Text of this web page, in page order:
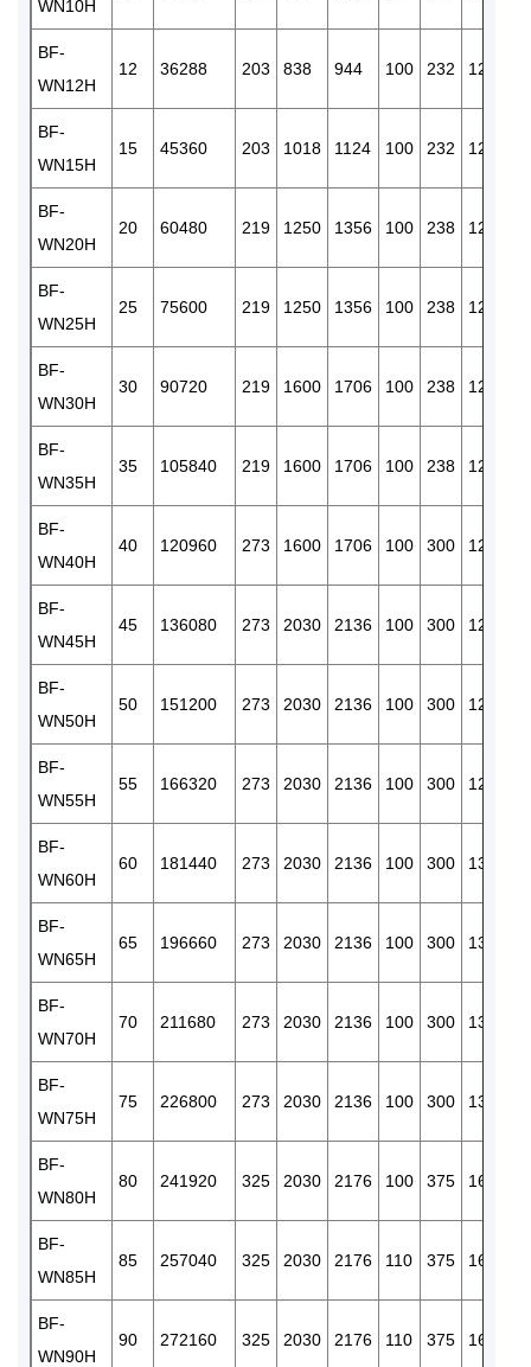
WN10H
BF-
WN12H
12 36288 203 838 944 100 232 120
BF-
WN15H
15 45360 203 1018 1124 100 232 120
BF-
WN20H
20 60480 219 1250 1356 100 238 120
BF-
WN25H
25 75600 219 1250 1356 100 238 120
BF-
WN30H
30 90720 219 1600 1706 100 238 120
BF-
WN35H
35 105840 219 1600 1706 100 238 120
BF-
WN40H
40 120960 273 1600 1706 100 300 120
BF-
WN45H
45 136080 273 2030 2136 100 300 120
BF-
WN50H
50 151200 273 2030 2136 100 300 120
BF-
WN55H
55 166320 273 2030 2136 100 300 120
BF-
WN60H
60 181440 273 2030 2136 100 300 130
BF-
WN65H
65 196660 273 2030 2136 100 300 130
BF-
WN70H
70 211680 273 2030 2136 100 300 130
BF-
WN75H
75 226800 273 2030 2136 100 300 130
BF-
WN80H
80 241920 325 2030 2176 100 375 160
BF-
WN85H
85 257040 325 2030 2176 110 375 160
BF-
WN90H
90 272160 325 2030 2176 110 375 160